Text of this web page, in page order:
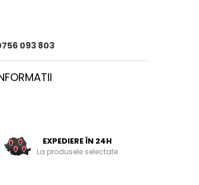
093 803
EXPEDIERE ÎN 24H
La produsele selectate